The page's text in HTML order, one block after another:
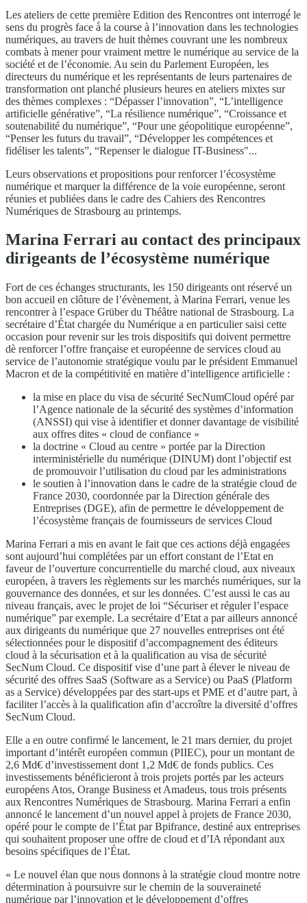
Les ateliers de cette première Edition des Rencontres ont interrogé́ le
sens du progrès face à̀ la course à l’innovation dans les technologies
numériques, au travers de huit thèmes couvrant une les nombreux
combats à mener pour vraiment mettre le numérique au service de la
société et de l’économie. Au sein du Parlement Européen, les
directeurs du numérique et les représentants de leurs partenaires de
transformation ont planché plusieurs heures en ateliers mixtes sur
des thèmes complexes : “Dépasser l’innovation”, “L’intelligence
artificielle générative”, “La résilience numérique”, “Croissance et
soutenabilité du numérique”, “Pour une géopolitique européenne”,
“Penser les futurs du travail”, “Développer les compétences et
fidéliser les talents”, “Repenser le dialogue IT-Business"...
Leurs observations et propositions pour renforcer l’écosystème
numérique et marquer la différence de la voie européenne, seront
réunies et publiées dans le cadre des Cahiers des Rencontres
Numériques de Strasbourg au printemps.
Marina Ferrari au contact des principaux
dirigeants de l’écosystème numérique
Fort de ces échanges structurants, les 150 dirigeants ont réservé un
bon accueil en clôture de l’évènement, à Marina Ferrari, venue les
rencontrer à l’espace Grüber du Théâtre national de Strasbourg. La
secrétaire d’État chargée du Numérique a en particulier saisi cette
occasion pour revenir sur les trois dispositifs qui doivent permettre
dè renforcer l’offre française et européenne de services cloud au
service de l’autonomie stratégique voulu par le président Emmanuel
Macron et de la compétitivité en matière d’intelligence artificielle :
la mise en place du visa de sécurité SecNumCloud opéré par
l’Agence nationale de la sécurité des systèmes d’information
(ANSSI) qui vise à identifier et donner davantage de visibilité
aux offres dites « cloud de confiance »
la doctrine « Cloud au centre » portée par la Direction
interministérielle du numérique (DINUM) dont l’objectif est
de promouvoir l’utilisation du cloud par les administrations
le soutien à l’innovation dans le cadre de la stratégie cloud de
France 2030, coordonnée par la Direction générale des
Entreprises (DGE), afin de permettre le développement de
l’écosystème français de fournisseurs de services Cloud
Marina Ferrari a mis en avant le fait que ces actions déjà engagées
sont aujourd’hui complétées par un effort constant de l’Etat en
faveur de l’ouverture concurrentielle du marché cloud, aux niveaux
européen, à travers les règlements sur les marchés numériques, sur la
gouvernance des données, et sur les données. C’est aussi le cas au
niveau français, avec le projet de loi “Sécuriser et réguler l’espace
numérique” par exemple. La secrétaire d’Etat a par ailleurs annoncé
aux dirigeants du numérique que 27 nouvelles entreprises ont été
sélectionnées pour le dispositif d’accompagnement des éditeurs
cloud à la sécurisation et à la qualification au visa de sécurité
SecNum Cloud. Ce dispositif vise d’une part à élever le niveau de
sécurité des offres SaaS (Software as a Service) ou PaaS (Platform
as a Service) développées par des start-ups et PME et d’autre part, à
faciliter l’accès à la qualification afin d’accroître la diversité d’offres
SecNum Cloud.
Elle a en outre confirmé le lancement, le 21 mars dernier, du projet
important d’intérêt européen commun (PIIEC), pour un montant de
2,6 Md€ d’investissement dont 1,2 Md€ de fonds publics. Ces
investissements bénéficieront à trois projets portés par les acteurs
européens Atos, Orange Business et Amadeus, tous trois présents
aux Rencontres Numériques de Strasbourg. Marina Ferrari a enfin
annoncé le lancement d’un nouvel appel à projets de France 2030,
opéré pour le compte de l’État par Bpifrance, destiné aux entreprises
qui souhaitent proposer une offre de cloud et d’IA répondant aux
besoins spécifiques de l’État.
« Le nouvel élan que nous donnons à la stratégie cloud montre notre
détermination à poursuivre sur le chemin de la souveraineté
numérique par l’innovation et le développement d’offres